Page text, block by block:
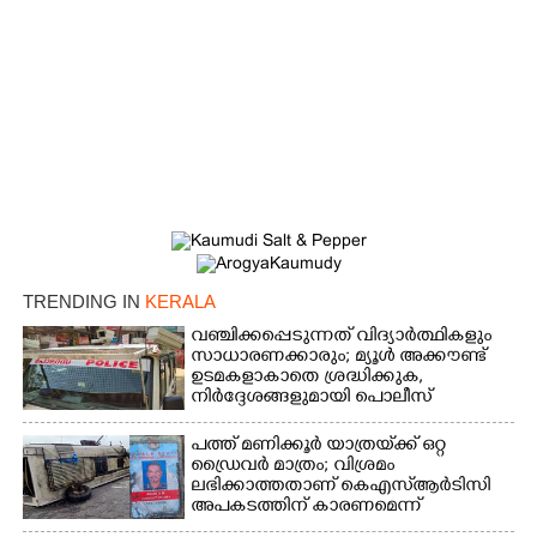
TRENDING IN KERALA
വഞ്ചിക്കപ്പെടുന്നത് വിദ്യാർത്ഥികളും
സാധാരണക്കാരും; മ്യൂൾ അക്കൗണ്ട്
ഉടമകളാകാതെ ശ്രദ്ധിക്കുക,
നിർദ്ദേശങ്ങളുമായി പൊലീസ്
പത്ത് മണിക്കൂർ യാത്രയ്‌ക്ക് ഒറ്റ
ഡ്രൈവർ മാത്രം; വിശ്രമം
ലഭിക്കാത്തതാണ് കെഎസ്‌ആർടിസി
അപകടത്തിന് കാരണമെന്ന്
വിമർശനം